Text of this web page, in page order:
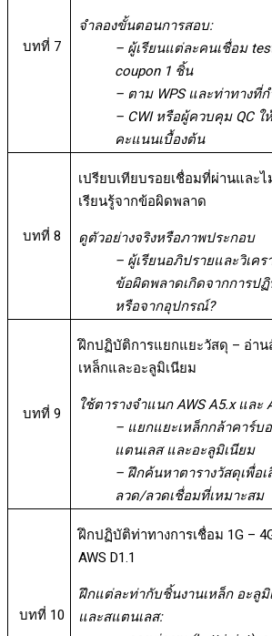
บทที่ 7
จำลองขั้นตอนการสอบ:
– ผู้เรียนแต่ละคนเชื่อม
coupon 1 ชิ้น
– ตาม WPS และท่าทางที่
– CWI หรือผู้ควบคุม QC ให้
คะแนนเบื้องต้น
บทที่ 8
เปรียบเทียบรอยเชื่อมที่ผ่านและ
เรียนรู้จากข้อผิดพลาด
ดูตัวอย่างจริงหรือภาพประกอบ
– ผู้เรียนอภิปรายและวิเคร
ข้อผิดพลาดเกิดจากการป
หรือจากอุปกรณ์?
บทที่ 9
ฝึกปฏิบัติการแยกแยะวัสดุ – อ่า
เหล็กและอะลูมิเนียม
ใช้ตารางจำแนก AWS A5.x และ
– แยกแยะเหล็กกล้าคาร์บ
แตนเลส และอะลูมิเนียม
– ฝึกค้นหาตารางวัสดุเพื่อเ
ลวด/ลวดเชื่อมที่เหมาะสม
บทที่ 10
ฝึกปฏิบัติท่าทางการเชื่อม 1G –
AWS D1.1
ฝึกแต่ละท่ากับชิ้นงานเหล็ก อะลูมิ
และสแตนเลส: